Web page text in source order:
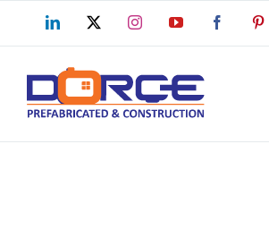
to
content
LinkedIn InstagramYouTube